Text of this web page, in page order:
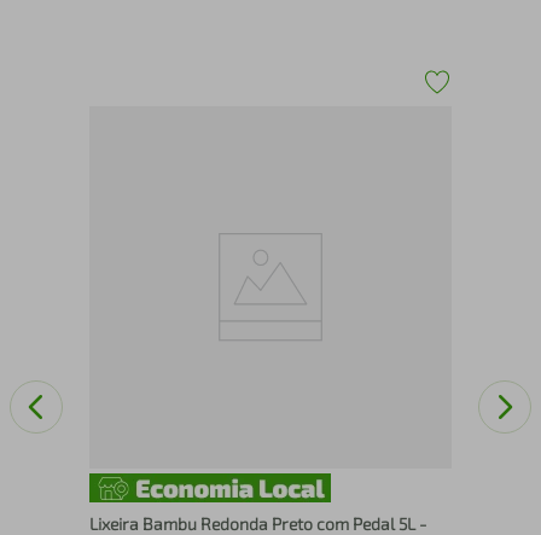
Lixeira Bambu Redonda Preto com Pedal 5L -